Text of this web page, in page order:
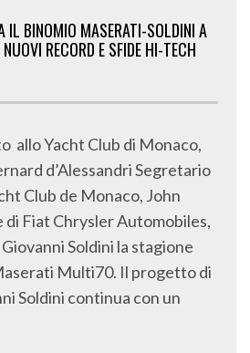
IL BINOMIO MASERATI-SOLDINI A
RECORD E SFIDE HI-TECH
allo Yacht Club di Monaco,
d’Alessandri Segretario
Club de Monaco, John
di Fiat Chrysler Automobiles,
Soldini la stagione
Multi70. Il progetto di
Soldini continua con un